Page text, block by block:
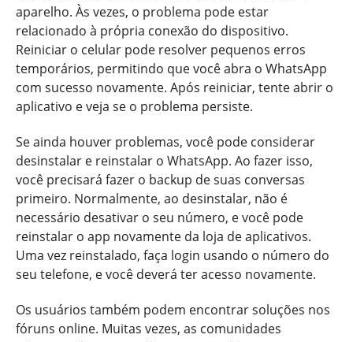
aparelho. Às vezes, o problema pode estar
relacionado à própria conexão do dispositivo.
Reiniciar o celular pode resolver pequenos erros
temporários, permitindo que você abra o WhatsApp
com sucesso novamente. Após reiniciar, tente abrir o
aplicativo e veja se o problema persiste.
Se ainda houver problemas, você pode considerar
desinstalar e reinstalar o WhatsApp. Ao fazer isso,
você precisará fazer o backup de suas conversas
primeiro. Normalmente, ao desinstalar, não é
necessário desativar o seu número, e você pode
reinstalar o app novamente da loja de aplicativos.
Uma vez reinstalado, faça login usando o número do
seu telefone, e você deverá ter acesso novamente.
Os usuários também podem encontrar soluções nos
fóruns online. Muitas vezes, as comunidades